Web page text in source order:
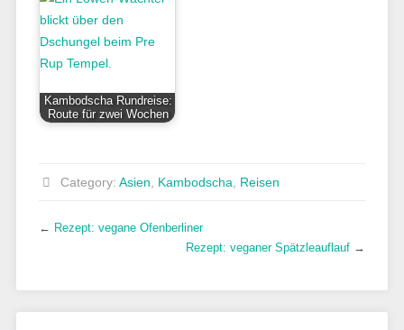
Kambodscha Rundreise:
Route für zwei Wochen
Category: Asien Kambodscha Reisen
← Rezept: vegane Ofenberliner
Rezept: veganer Spätzleauflauf →